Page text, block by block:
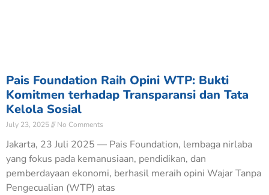
Pais Foundation Raih Opini WTP: Bukti
Komitmen terhadap Transparansi dan Tata
Kelola Sosial
July 23, 2025 No Comments
Jakarta, 23 Juli 2025 — Pais Foundation, lembaga nirlaba
yang fokus pada kemanusiaan, pendidikan, dan
pemberdayaan ekonomi, berhasil meraih opini Wajar Tanpa
Pengecualian (WTP) atas